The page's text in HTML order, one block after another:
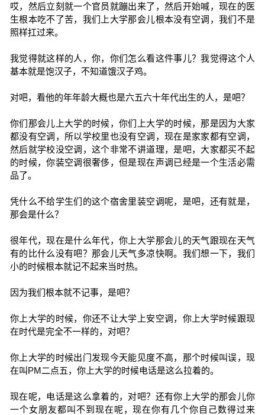
哎，然后立刻就一个官员就蹦出来了，然后开始喊，现在的医
生根本吃不了苦，我们上大学那会儿根本没有空调，我们不是
照样扛过来。
我觉得就这样的人，你，你们怎么看这件事儿？我觉得这个人
基本就是饱汉子，不知道饿汉子鸡。
对吧，看他的年年龄大概也是六五六十年代出生的人，是吧？
你们那会儿上大学的时候，你们上大学的时候，那是因为大家
都没有空调，所以学校里也没有空调，现在是家家都有空调，
然后就学校没空调，这个非常不讲道理，是吧，大家都买不起
的时候，你装空调很奢侈，但是现在声调已经是一个生活必需
品了。
凭什么不给学生们的这个宿舍里装空调呢，是吧，还有就是，
那会是什么？
很年代，现在是什么年代，你上大学那会儿的天气跟现在天气
有的比什么没有吧？那会儿天气多凉快啊。我们想一下，我们
小的时候根本就记不起来当时热。
因为我们根本就不记事，是吧？
你上大学的时候，你还不让大学上安空调，你上大学时候跟现
在时代是完全不一样的，对吧？
你上大学的时候出门发现今天能见度不高，那个时候叫误，现
在叫PM二点五，你上大学的时候电话是这么拉着的。
现在呢，电话是这么拿着的，对吧？还有你上大学的那会儿你
一个女朋友都叫不到现在呢，现在你有几个你自己数得过来